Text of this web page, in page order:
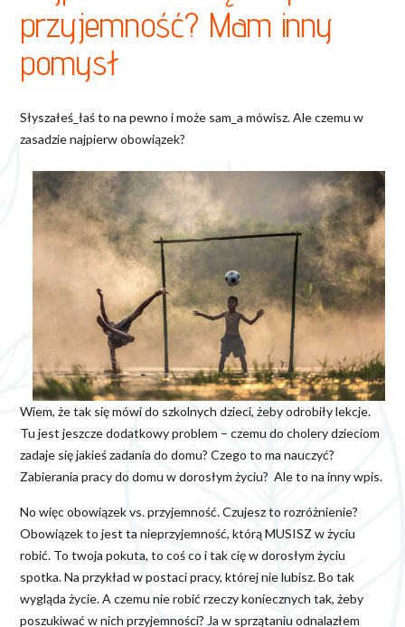
przyjemność? Mam inny
pomysł
Słyszałeś_łaś to na pewno i może sam_a mówisz. Ale czemu w
zasadzie najpierw obowiązek?
Wiem, że tak się mówi do szkolnych dzieci, żeby odrobiły lekcje.
Tu jest jeszcze dodatkowy problem – czemu do cholery dzieciom
zadaje się jakieś zadania do domu? Czego to ma nauczyć?
Zabierania pracy do domu w dorosłym życiu? Ale to na inny wpis.
No więc obowiązek vs. przyjemność. Czujesz to rozróżnienie?
Obowiązek to jest ta nieprzyjemność, którą MUSISZ w życiu
robić. To twoja pokuta, to coś co i tak cię w dorosłym życiu
spotka. Na przykład w postaci pracy, której nie lubisz. Bo tak
wygląda życie. A czemu nie robić rzeczy koniecznych tak, żeby
poszukiwać w nich przyjemności? Ja w sprzątaniu odnalazłem